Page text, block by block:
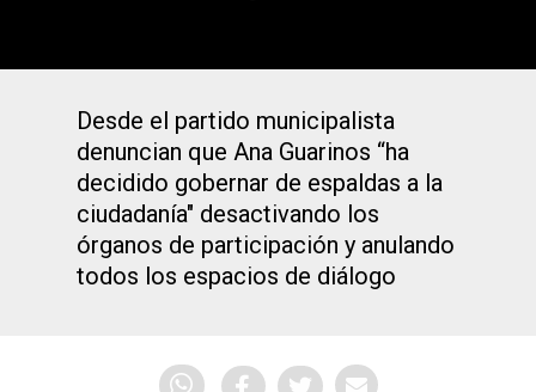
Desde el partido municipalista
denuncian que Ana Guarinos “ha
decidido gobernar de espaldas a la
ciudadanía" desactivando los
órganos de participación y anulando
todos los espacios de diálogo